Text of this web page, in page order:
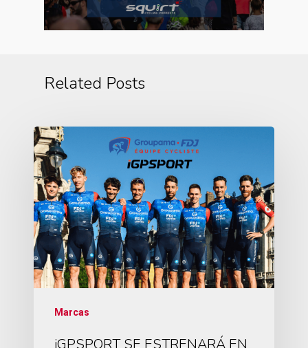
Related Posts
Marcas
iGPSPORT SE ESTRENARÁ EN